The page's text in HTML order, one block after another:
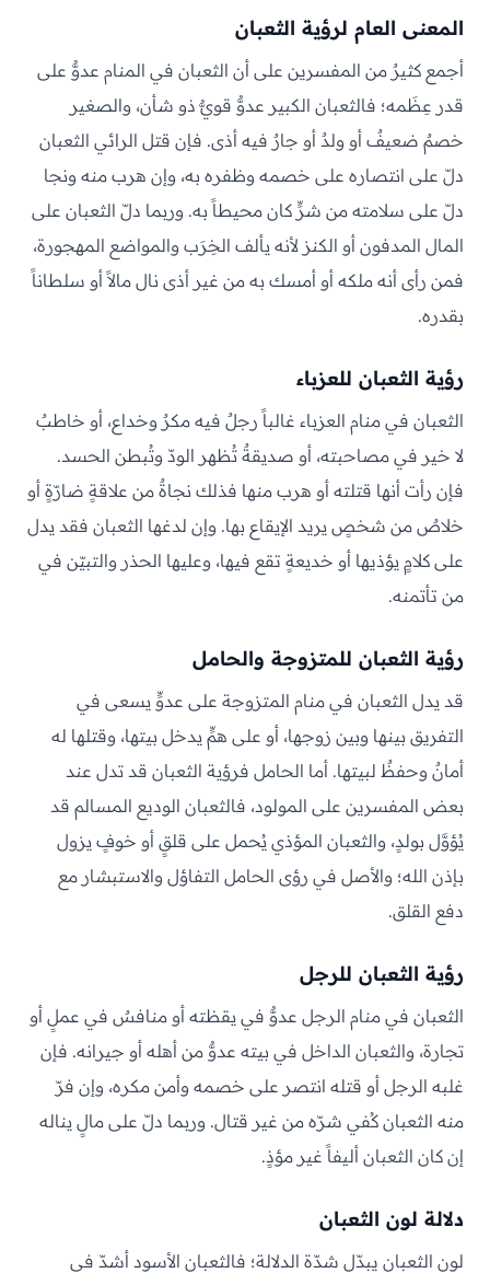
المعنى العام لرؤية الثعبان
أجمع كثيرٌ من المفسرين على أن الثعبان في المنام عدوٌّ على
قدر عِظَمه؛ فالثعبان الكبير عدوٌّ قويٌّ ذو شأن، والصغير
خصمٌ ضعيفٌ أو ولدٌ أو جارٌ فيه أذى. فإن قتل الرائي الثعبان
دلّ على انتصاره على خصمه وظفره به، وإن هرب منه ونجا
دلّ على سلامته من شرٍّ كان محيطاً به. وربما دلّ الثعبان على
المال المدفون أو الكنز لأنه يألف الخِرَب والمواضع المهجورة،
فمن رأى أنه ملكه أو أمسك به من غير أذى نال مالاً أو سلطاناً
بقدره.
رؤية الثعبان للعزباء
الثعبان في منام العزباء غالباً رجلٌ فيه مكرٌ وخداع، أو خاطبٌ
لا خير في مصاحبته، أو صديقةٌ تُظهر الودّ وتُبطن الحسد.
فإن رأت أنها قتلته أو هرب منها فذلك نجاةٌ من علاقةٍ ضارّةٍ أو
خلاصٌ من شخصٍ يريد الإيقاع بها. وإن لدغها الثعبان فقد يدل
على كلامٍ يؤذيها أو خديعةٍ تقع فيها، وعليها الحذر والتبيّن في
من تأتمنه.
رؤية الثعبان للمتزوجة والحامل
قد يدل الثعبان في منام المتزوجة على عدوٍّ يسعى في
التفريق بينها وبين زوجها، أو على همٍّ يدخل بيتها، وقتلها له
أمانٌ وحفظٌ لبيتها. أما الحامل فرؤية الثعبان قد تدل عند
بعض المفسرين على المولود، فالثعبان الوديع المسالم قد
يُؤوَّل بولدٍ، والثعبان المؤذي يُحمل على قلقٍ أو خوفٍ يزول
بإذن الله؛ والأصل في رؤى الحامل التفاؤل والاستبشار مع
دفع القلق.
رؤية الثعبان للرجل
الثعبان في منام الرجل عدوٌّ في يقظته أو منافسٌ في عملٍ أو
تجارة، والثعبان الداخل في بيته عدوٌّ من أهله أو جيرانه. فإن
غلبه الرجل أو قتله انتصر على خصمه وأمن مكره، وإن فرّ
منه الثعبان كُفي شرّه من غير قتال. وربما دلّ على مالٍ يناله
إن كان الثعبان أليفاً غير مؤذٍ.
دلالة لون الثعبان
لون الثعبان يبدّل شدّة الدلالة؛ فالثعبان الأسود أشدّ في